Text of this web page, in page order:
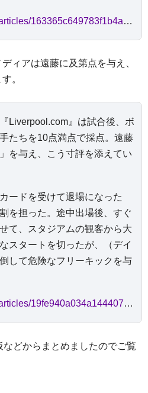
https://news.yahoo.co.jp/articles/163365c649783f1b4ac529dc781cd2e1bbfda7be
ィアは遠藤に及第点を与え、
。
Liverpool.com』は試合後、ボ
たちを10点満点で採点。遠藤
を与え、こう寸評を添えてい
ードを受けて退場になった
を担った。途中出場後、すぐ
て、スタジアムの観客から大
スタートを切ったが、（デイ
して危険なフリーキックを与
https://news.yahoo.co.jp/articles/19fe940a034a144407e9c0185a17bd064bca247b
どからまとめましたのでご覧